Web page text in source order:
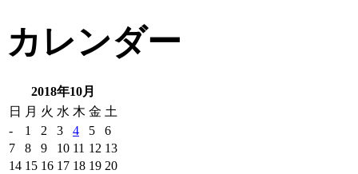
カレンダー
2018年10月
日
月 火 水 木 金 土
-
1 2 3 4 5
6
7
8 9 10 11 12 13
14 15 16 17 18 19 20